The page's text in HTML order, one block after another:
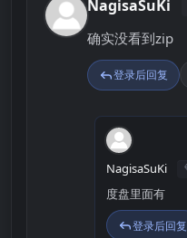
N NagisaSuKi
确实没看到zip
登录后回复
N
NagisaSuKi
度盘里面有
登录后回复